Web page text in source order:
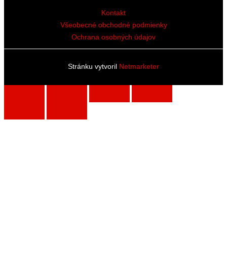
Kontakt
Všeobecné obchodné podmienky
Ochrana osobných údajov
Stránku vytvoril Netmarketer